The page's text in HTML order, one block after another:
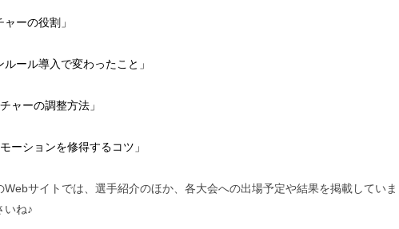
ーの役割」
ール導入で変わったこと」
ャーの調整方法」
ーションを修得するコツ」
Webサイトでは、選手紹介のほか、各大会への出場予定や結果を掲載していま
ね♪